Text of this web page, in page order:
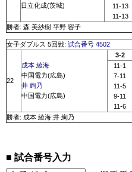
日立化成(茨城)
11-13
11-13
勝者: 森 美紗樹:平野 容子
女子ダブルス 5回戦: 試合番号 4502
22
成本 綾海
中国電力(広島)
井 絢乃
中国電力(広島)
3-2
11-1
7-11
11-5
9-11
11-6
勝者: 成本 綾海:井 絢乃
試合番号入力